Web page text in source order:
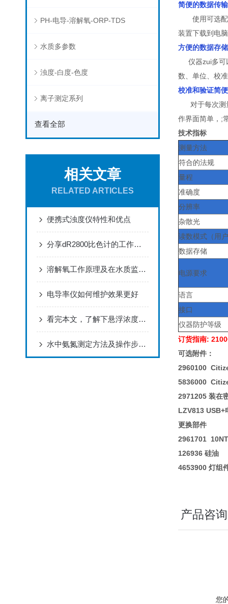
PH-电导-溶解氧-ORP-TDS
水质多参数
浊度-白度-色度
离子测定系列
查看全部
相关文章
RELATED ARTICLES
便携式浊度仪特性和优点
分享dR2800比色计的工作原理
溶解氧工作原理及在水质监控中的重要性
电导率仪如何维护效果更好
看完本文，了解下悬浮浓度分析仪的测量原理
水中氨氮测定方法及操作步骤汇总介绍
简便的数据传输
使用可选配
装置下载到电
方便的数据存
仪器zui多可
数、单位、校
校准和验证简便
对于每次测量
作界面简单，;
技术指标
测量方法
符合的法规
量程
准确度
分辨率
杂散光
读数模式（用
数据存储
电源要求
语言
接口
仪器防护等级
订货指南:
可选附件：
2960100
5836000
2971205 装在
LZV813 USB+
更换部件
2961701
126936 硅油
4653900 灯组
产品咨询
您